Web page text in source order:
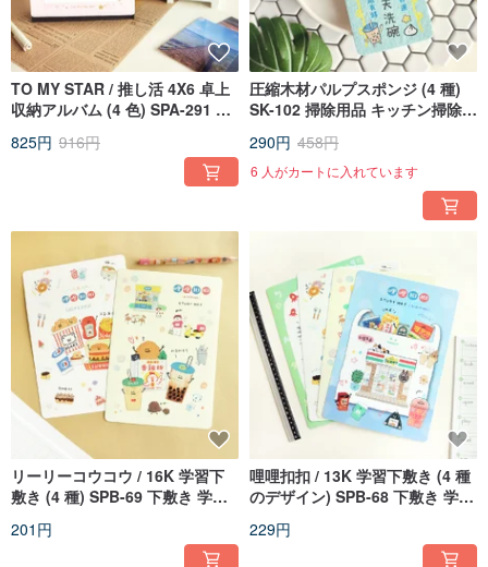
TO MY STAR / 推し活 4X6 卓上
収納アルバム (4 色) SPA-291 フ
825円 916円
圧縮木材パルプスポンジ (4 種)
SK-102 掃除用品 キッチン掃除
290円 458円
6 人がカートに入れています
リーリーコウコウ / 16K 学習下
敷き (4 種) SPB-69 下敷き 学生
201円
哩哩扣扣 / 13K 学習下敷き (4 種
のデザイン) SPB-68 下敷き 学生
229円